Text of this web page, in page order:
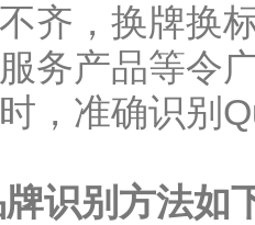
齐，换牌换
务产品等令
，准确识别
识别方法如